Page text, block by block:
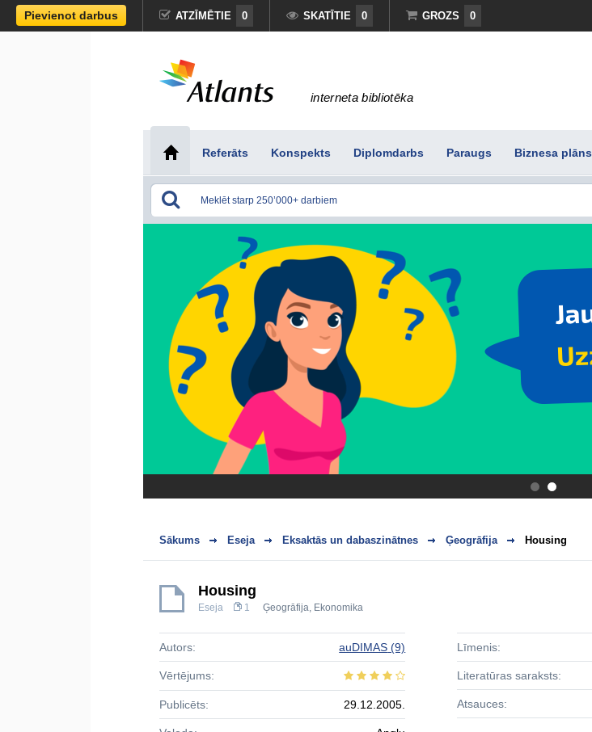
Pievienot darbus ATZĪMĒTIE 0 SKATĪTIE 0 GROZS 0
interneta bibliotēka
Referāts Konspekts Diplomdarbs Paraugs Biznesa plāns
.
Sākums Eseja Eksaktās un dabaszinātnes Ģeogrāfija Housing
Housing
Eseja 1 Ģeogrāfija, Ekonomika
Autors: auDIMAS (9)
Vērtējums:
Publicēts: 29.12.2005.
Līmenis:
Literatūras saraksts:
Atsauces: